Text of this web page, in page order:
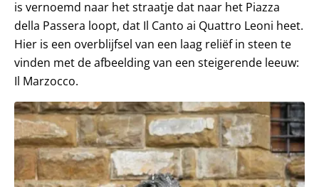
is vernoemd naar het straatje dat naar het Piazza
della Passera loopt, dat Il Canto ai Quattro Leoni heet.
Hier is een overblijfsel van een laag reliëf in steen te
vinden met de afbeelding van een steigerende leeuw:
Il Marzocco.